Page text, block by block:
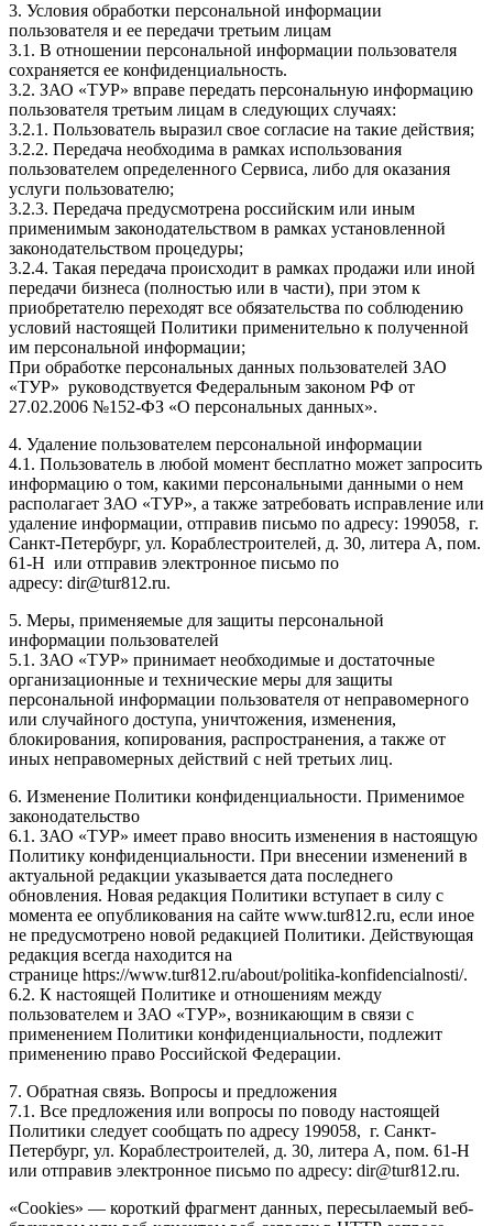
3. Условия обработки персональной информации
пользователя и ее передачи третьим лицам
3.1. В отношении персональной информации пользователя
сохраняется ее конфиденциальность.
3.2. ЗАО «ТУР» вправе передать персональную информацию
пользователя третьим лицам в следующих случаях:
3.2.1. Пользователь выразил свое согласие на такие действия;
3.2.2. Передача необходима в рамках использования
пользователем определенного Сервиса, либо для оказания
услуги пользователю;
3.2.3. Передача предусмотрена российским или иным
применимым законодательством в рамках установленной
законодательством процедуры;
3.2.4. Такая передача происходит в рамках продажи или иной
передачи бизнеса (полностью или в части), при этом к
приобретателю переходят все обязательства по соблюдению
условий настоящей Политики применительно к полученной
им персональной информации;
При обработке персональных данных пользователей ЗАО
«ТУР» руководствуется Федеральным законом РФ от
27.02.2006 №152-ФЗ «О персональных данных».
4. Удаление пользователем персональной информации
4.1. Пользователь в любой момент бесплатно может запросить
информацию о том, какими персональными данными о нем
располагает ЗАО «ТУР», а также затребовать исправление или
удаление информации, отправив письмо по адресу: 199058, г.
Санкт-Петербург, ул. Кораблестроителей, д. 30, литера А, пом.
61-Н или отправив электронное письмо по
адресу: dir@tur812.ru.
5. Меры, применяемые для защиты персональной
информации пользователей
5.1. ЗАО «ТУР» принимает необходимые и достаточные
организационные и технические меры для защиты
персональной информации пользователя от неправомерного
или случайного доступа, уничтожения, изменения,
блокирования, копирования, распространения, а также от
иных неправомерных действий с ней третьих лиц.
6. Изменение Политики конфиденциальности. Применимое
законодательство
6.1. ЗАО «ТУР» имеет право вносить изменения в настоящую
Политику конфиденциальности. При внесении изменений в
актуальной редакции указывается дата последнего
обновления. Новая редакция Политики вступает в силу с
момента ее опубликования на сайте www.tur812.ru, если иное
не предусмотрено новой редакцией Политики. Действующая
редакция всегда находится на
странице https://www.tur812.ru/about/politika-konfidencialnosti/.
6.2. К настоящей Политике и отношениям между
пользователем и ЗАО «ТУР», возникающим в связи с
применением Политики конфиденциальности, подлежит
применению право Российской Федерации.
7. Обратная связь. Вопросы и предложения
7.1. Все предложения или вопросы по поводу настоящей
Политики следует сообщать по адресу 199058, г. Санкт-
Петербург, ул. Кораблестроителей, д. 30, литера А, пом. 61-Н
или отправив электронное письмо по адресу: dir@tur812.ru.
«Cookies» — короткий фрагмент данных, пересылаемый веб-